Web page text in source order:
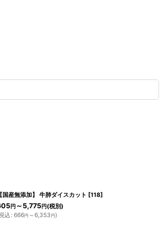
【国産無添加】 牛肺ダイスカット [118]
円～5,775円(税別)
込 : 666円 ～6,353円)